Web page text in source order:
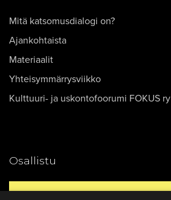
Mitä katsomusdialogi on?
Ajankohtaista
Materiaalit
Yhteisymmärrysviikko
Kulttuuri- ja uskontofoorumi FOKUS ry
Osallistu